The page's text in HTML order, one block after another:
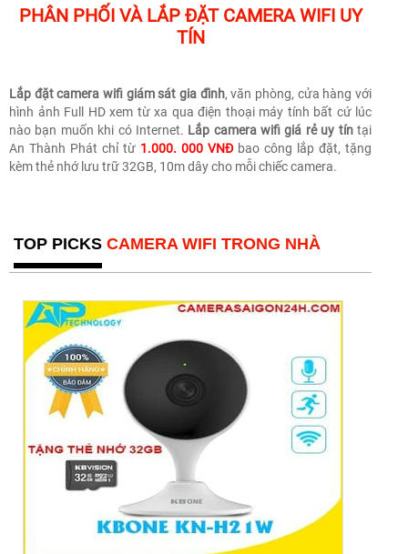
PHÂN PHỐI VÀ LẮP ĐẶT CAMERA WIFI UY
TÍN
Lắp đặt camera wifi giám sát gia đình, văn phòng, cửa hàng với
hình ảnh Full HD xem từ xa qua điện thoại máy tính bất cứ lúc
nào bạn muốn khi có Internet. Lắp camera wifi giá rẻ uy tíntại
An Thành Phát chỉ từ 1.000. 000 VNĐbao công lắp đặt, tặng
kèm thẻ nhớ lưu trữ 32GB, 10m dây cho mỗi chiếc camera.
TOP PICKS CAMERA WIFI TRONG NHÀ